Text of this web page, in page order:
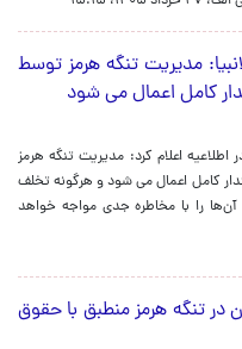
مدیریت تنگه هرمز توسط
کامل اعمال می شود
در اطلاعیه اعلام کرد: مدیریت تنگه هرمز
کامل اعمال می شود و هرگونه تخلف
آن‌ها را با مخاطره جدی مواجه خواهد
در تنگه هرمز منطبق با حقوق